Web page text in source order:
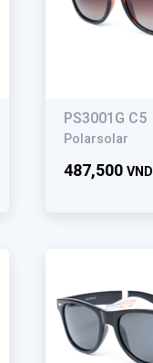
PS3001G C5
Polarsolar
487,500 VND